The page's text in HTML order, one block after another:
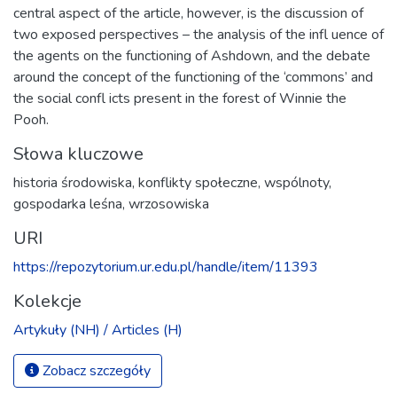
central aspect of the article, however, is the discussion of
two exposed perspectives – the analysis of the infl uence of
the agents on the functioning of Ashdown, and the debate
around the concept of the functioning of the ‘commons’ and
the social confl icts present in the forest of Winnie the
Pooh.
Słowa kluczowe
historia środowiska, konflikty społeczne, wspólnoty,
gospodarka leśna, wrzosowiska
URI
https://repozytorium.ur.edu.pl/handle/item/11393
Kolekcje
Artykuły (NH) / Articles (H)
Zobacz szczegóły